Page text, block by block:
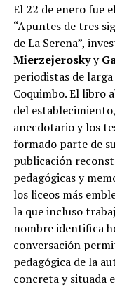
El 22 de enero fue
“Apuntes de tres
de La Serena”,
Mierzejeroskyy
periodistas de
Coquimbo. El libro
del
anecdotario y los
formado parte de
publicación
pedagógicas y
los liceos más
la que incluso
nombre identifica
conversación
pedagógica de la
concreta y situada